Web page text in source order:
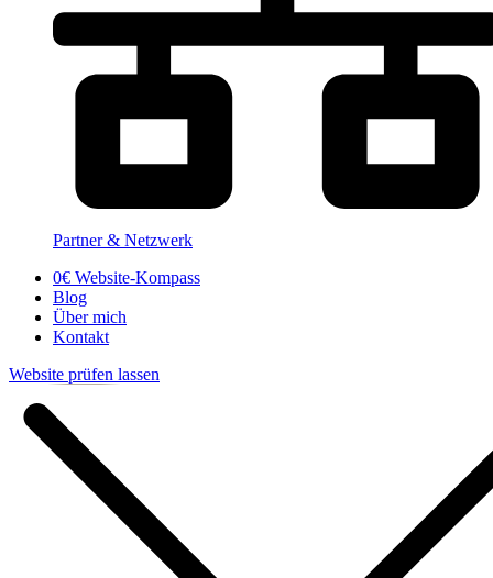
Partner & Netzwerk
0€ Website-Kompass
Blog
Über mich
Kontakt
Website prüfen lassen